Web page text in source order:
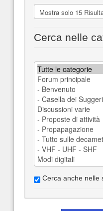
Cerca nelle
Cerca anche nelle